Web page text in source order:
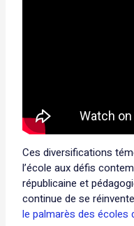
Ces diversifications
l’école aux défis
républicaine et
continue de se
le palmarès des écoles